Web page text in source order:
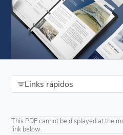
Links rápidos
This PDF cannot be displayed at the
link below.